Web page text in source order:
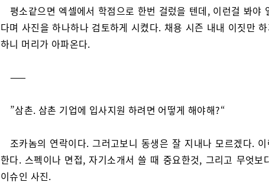
평소같으면 엑셀에서 학점으로 한번 걸렀을 텐데, 이런걸 봐야
다며 사진을 하나하나 검토하게 시켰다. 채용 시즌 내내 이짓만
하니 머리가 아파온다.
——
”삼촌. 삼촌 기업에 입사지원 하려면 어떻게 해야해?“
조카놈의 연락이다. 그러고보니 동생은 잘 지내나 모르겠다.
한다. 스펙이나 면접, 자기소개서 쓸 때 중요한것, 그리고 무엇보
이슈인 사진.